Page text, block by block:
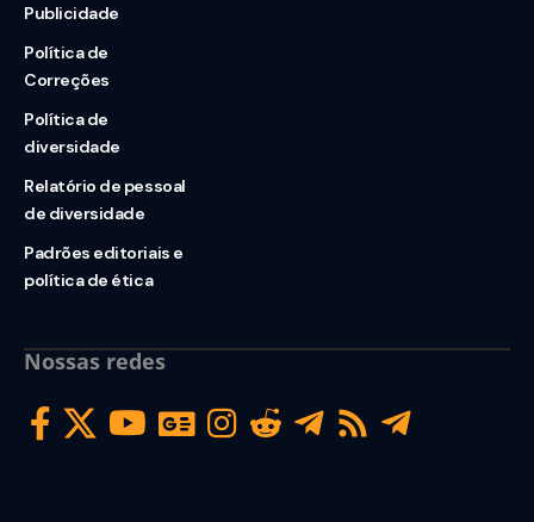
Publicidade
Política de
Correções
Política de
diversidade
Relatório de pessoal
de diversidade
Padrões editoriais e
política de ética
Nossas redes